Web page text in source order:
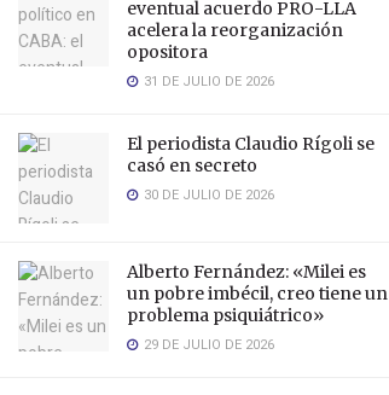
eventual acuerdo PRO-LLA
acelera la reorganización
opositora
31 DE JULIO DE 2026
El periodista Claudio Rígoli se
casó en secreto
30 DE JULIO DE 2026
Alberto Fernández: «Milei es
un pobre imbécil, creo tiene un
problema psiquiátrico»
29 DE JULIO DE 2026